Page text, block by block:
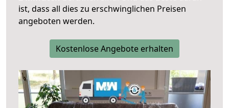
ist, dass all dies zu erschwinglichen Preisen
angeboten werden.
Kostenlose Angebote erhalten